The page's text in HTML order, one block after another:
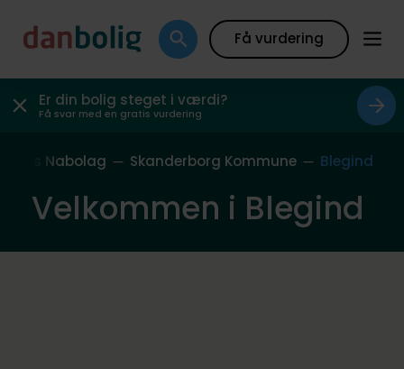
Få vurdering
Er din bolig steget i værdi?
Få svar med en gratis vurdering
Vores Nabolag Skanderborg Kommune Blegind
Velkommen i Blegind